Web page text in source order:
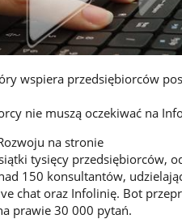
wspiera przedsiębiorców
nie muszą oczekiwać na
na stronie
tysięcy przedsiębiorców,
150 konsultantów,
chat oraz Infolinię. Bot
prawie 30 000 pytań.